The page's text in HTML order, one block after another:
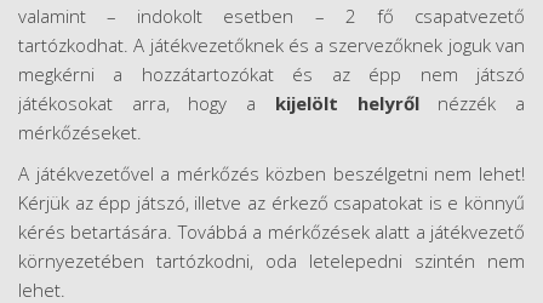
valamint – indokolt esetben – 2 fő csapatvezető
tartózkodhat. A játékvezetőknek és a szervezőknek joguk van
megkérni a hozzátartozókat és az épp nem játszó
játékosokat arra, hogy a kijelölt helyrőlnézzék a
mérkőzéseket.
A játékvezetővel a mérkőzés közben beszélgetni nem lehet!
Kérjük az épp játszó, illetve az érkező csapatokat is e könnyű
kérés betartására. Továbbá a mérkőzések alatt a játékvezető
környezetében tartózkodni, oda letelepedni szintén nem
lehet.